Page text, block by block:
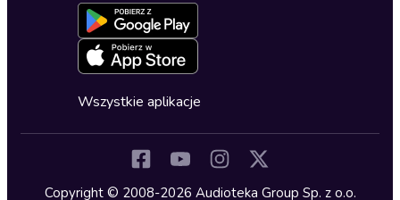
Dla młodzieży
Kryminały
Deklaracja dostępności
Oferta dla firm i bibliotek
Blog
Zapowiedzi
Cykle audiobooków
Wszystkie aplikacje
Copyright © 2008-2026 Audioteka Group Sp. z o.o.